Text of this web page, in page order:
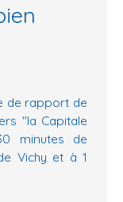
de rapport de
"la Capitale
minutes de
Vichy et à 1